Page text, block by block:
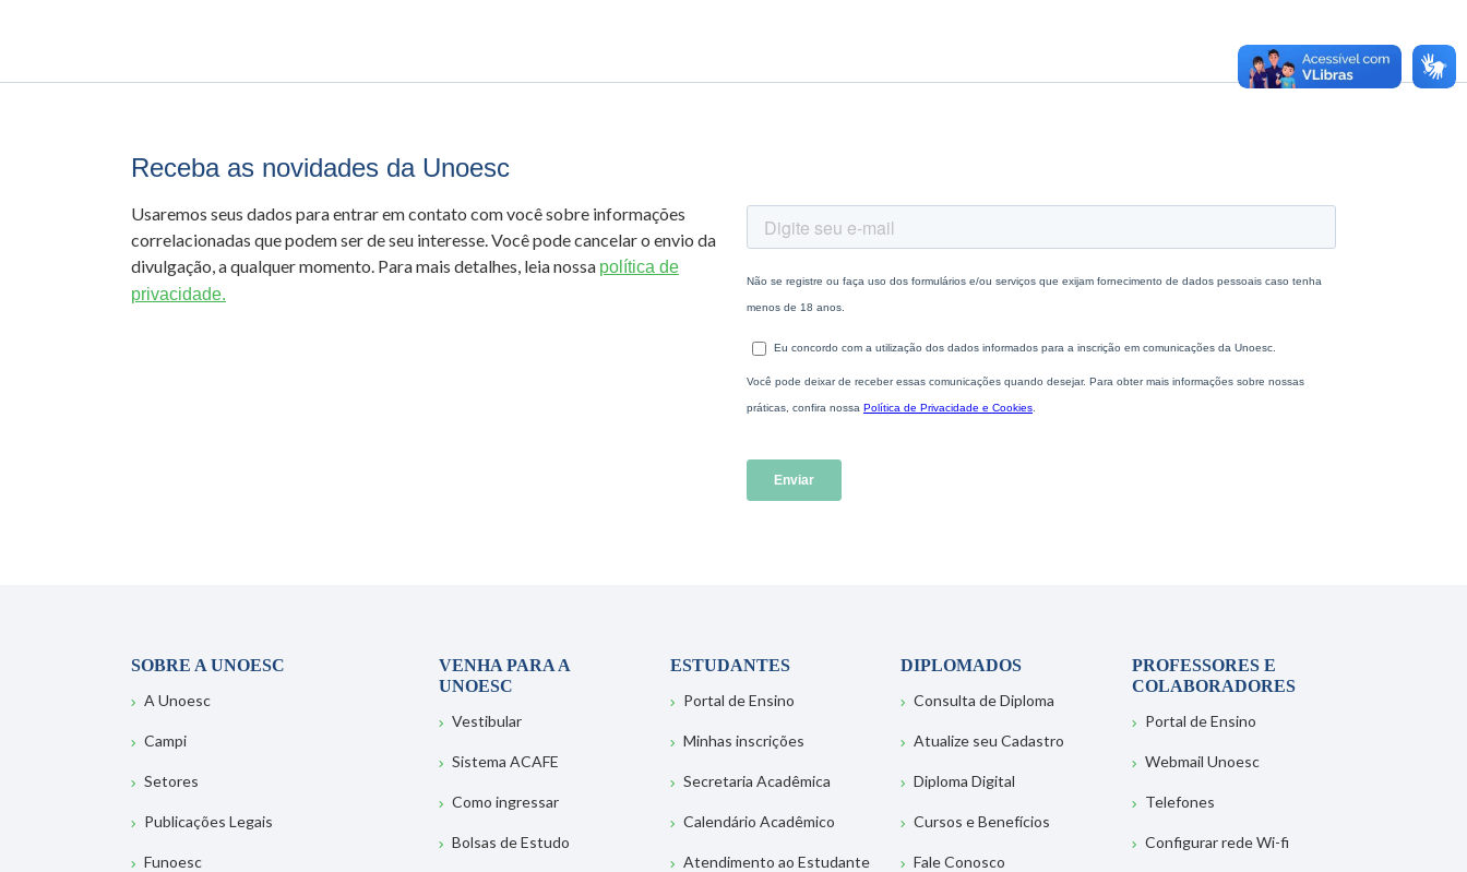
Receba as novidades da Unoesc
Usaremos seus dados para entrar em contato com você sobre informações
correlacionadas que podem ser de seu interesse. Você pode cancelar o envio da
divulgação, a qualquer momento. Para mais detalhes, leia nossa política de
privacidade.
SOBRE A UNOESC
A Unoesc
Campi
Setores
Publicações Legais
Funoesc
VENHA PARA A
UNOESC
Vestibular
Sistema ACAFE
Como ingressar
Bolsas de Estudo
ESTUDANTES
Portal de Ensino
Minhas inscrições
Secretaria Acadêmica
Calendário Acadêmico
Atendimento ao Estudante
DIPLOMADOS
Consulta de Diploma
Atualize seu Cadastro
Diploma Digital
Cursos e Benefícios
Fale Conosco
PROFESSORES E
COLABORADORES
Portal de Ensino
Webmail Unoesc
Telefones
Configurar rede Wi-fi